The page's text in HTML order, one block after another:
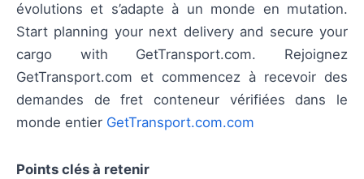
évolutions et s’adapte à un monde en mutation.
Start planning your next delivery and secure your
cargo with GetTransport.com. Rejoignez
GetTransport.com et commencez à recevoir des
demandes de fret conteneur vérifiées dans le
monde entier GetTransport.com.com
Points clés à retenir